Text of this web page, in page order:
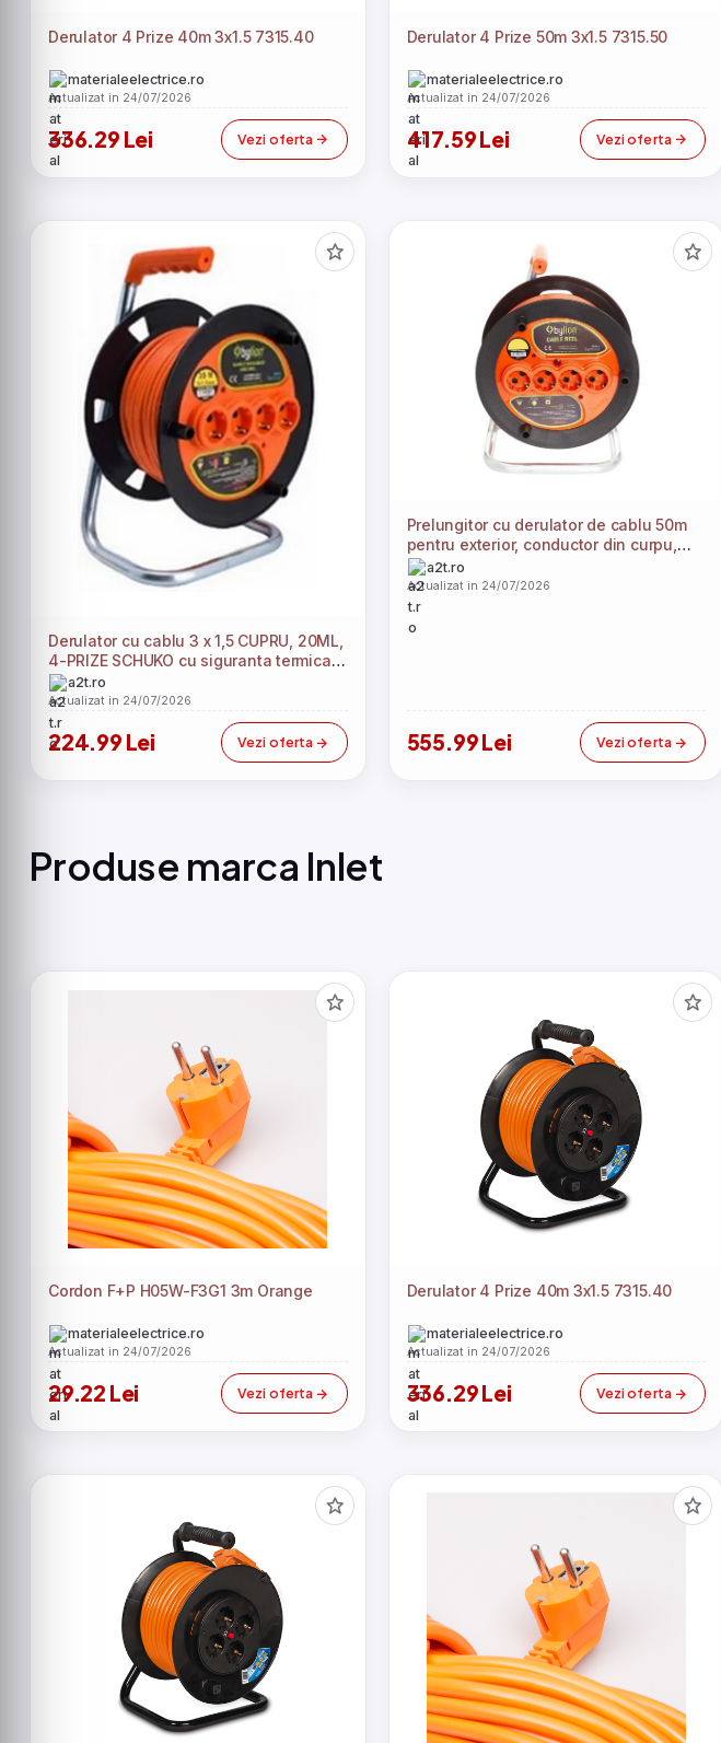
Derulator 4 Prize 40m 3x1.5 7315.40
materialeelectrice.ro
Actualizat in 24/07/2026
336.29 Lei Vezi oferta
Derulator 4 Prize 50m 3x1.5 7315.50
materialeelectrice.ro
Actualizat in 24/07/2026
417.59 Lei Vezi oferta
Derulator cu cablu 3 x 1,5 CUPRU, 20ML,
4-PRIZE SCHUKO cu siguranta termica,
FS-MK2015
a2t.ro
Actualizat in 24/07/2026
224.99 Lei Vezi oferta
Prelungitor cu derulator de cablu 50m
pentru exterior, conductor din curpu,
IP20, 4 prize schuko, Siguranta
Termica, FS-MK5025
a2t.ro
Actualizat in 24/07/2026
555.99 Lei Vezi oferta
Produse marca Inlet
Cordon F+P H05W-F3G1 3m Orange
materialeelectrice.ro
Actualizat in 24/07/2026
29.22 Lei Vezi oferta
Derulator 4 Prize 40m 3x1.5 7315.40
materialeelectrice.ro
Actualizat in 24/07/2026
336.29 Lei Vezi oferta